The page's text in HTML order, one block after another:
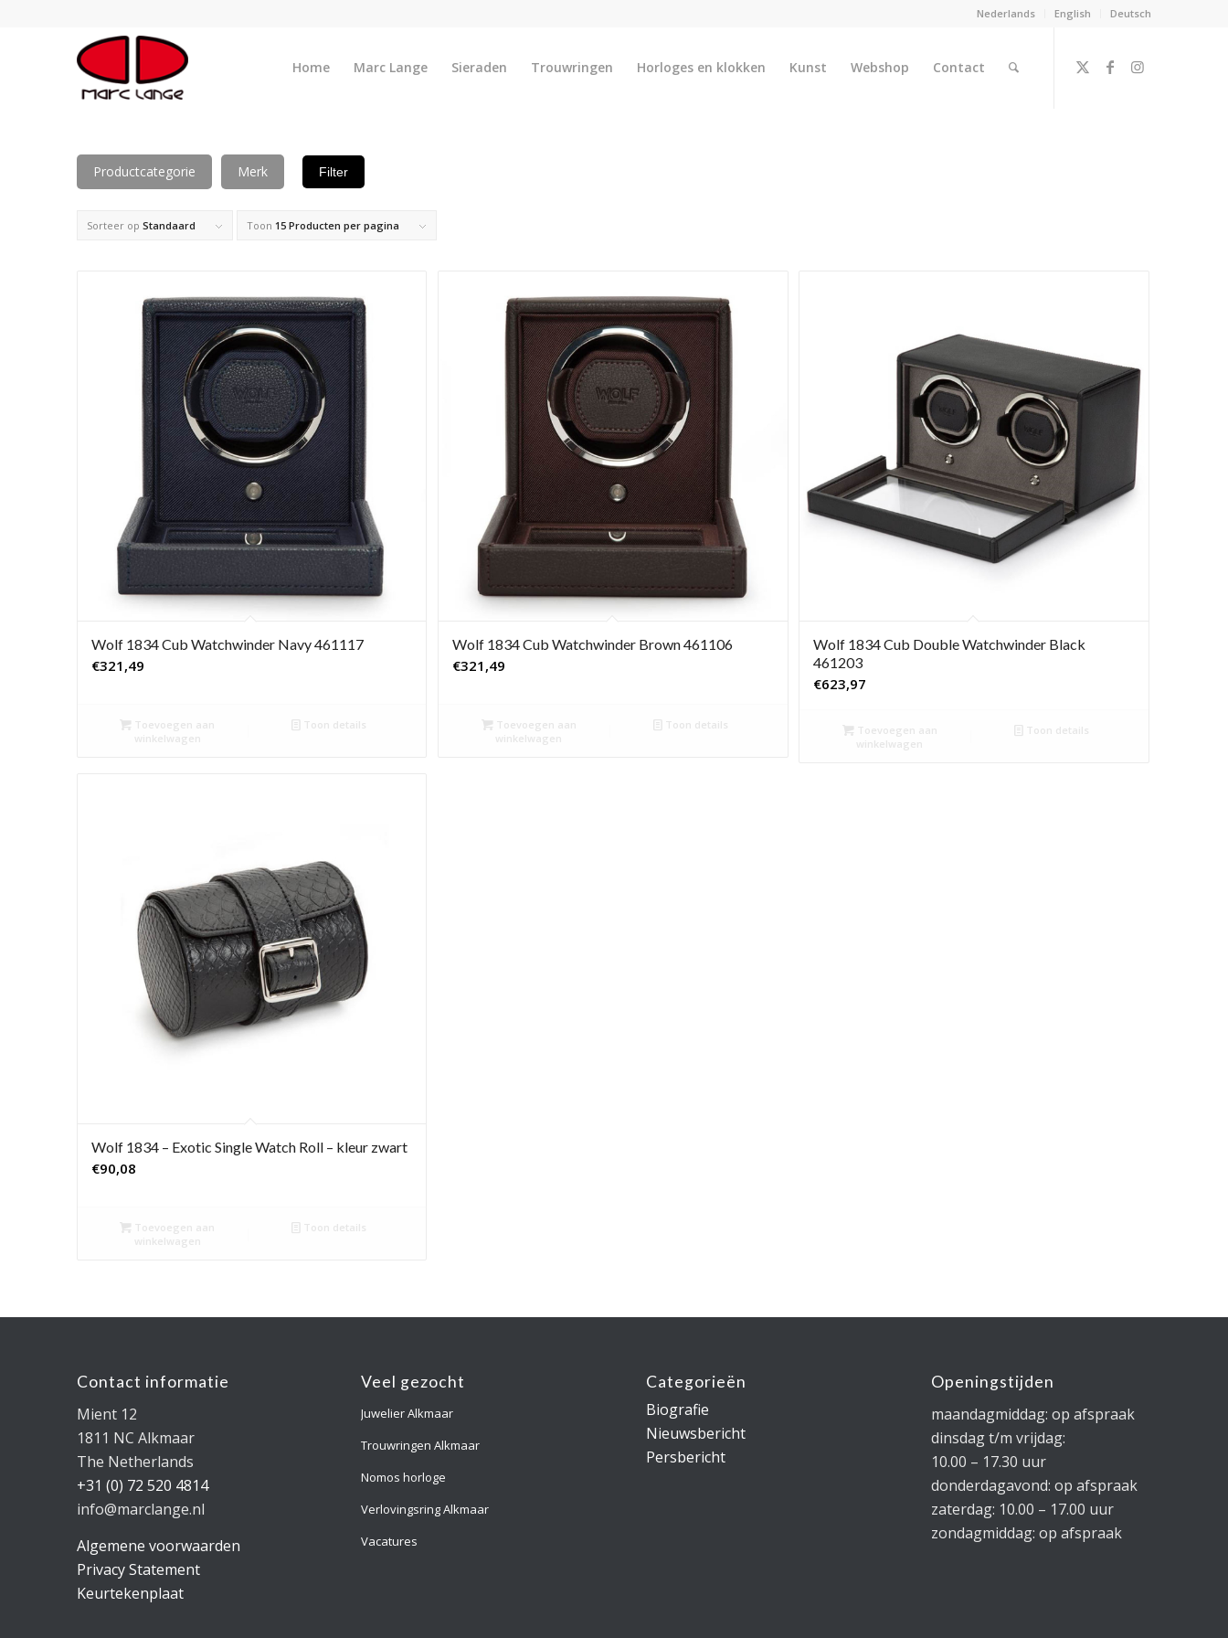
Nederlands English Deutsch
Home Marc Lange Sieraden Trouwringen Horloges en klokken Kunst Webshop Contact
Productcategorie Merk Filter
Sorteer op Standaard Toon 15 Producten per pagina
Wolf 1834 Cub Watchwinder Navy 461117
€321,49
Toevoegen aan
winkelwagen
Toon details
Wolf 1834 Cub Watchwinder Brown 461106
€321,49
Toevoegen aan
winkelwagen
Toon details
Wolf 1834 Cub Double Watchwinder Black
461203
€623,97
Toevoegen aan
winkelwagen
Toon details
Wolf 1834 – Exotic Single Watch Roll – kleur zwart
€90,08
Toevoegen aan
winkelwagen
Toon details
Contact informatie
Mient 12
1811 NC Alkmaar
The Netherlands
+31 (0) 72 520 4814
info@marclange.nl
Algemene voorwaarden
Privacy Statement
Keurtekenplaat
Veel gezocht
Juwelier Alkmaar
Trouwringen Alkmaar
Nomos horloge
Verlovingsring Alkmaar
Vacatures
Categorieën
Biografie
Nieuwsbericht
Persbericht
Openingstijden
maandagmiddag: op afspraak
dinsdag t/m vrijdag:
10.00 – 17.30 uur
donderdagavond: op afspraak
zaterdag: 10.00 – 17.00 uur
zondagmiddag: op afspraak